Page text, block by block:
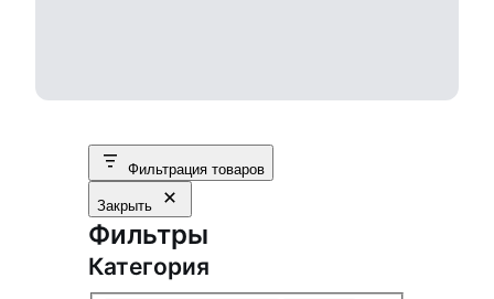
Фильтрация товаров
Закрыть
Фильтры
Категория